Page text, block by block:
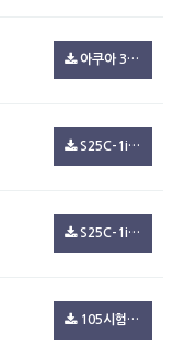
아쿠아 330 시험성적서.pdf(99.4K)
S25C-1i26012709220.pdf(347.3K)
S25C-1i26012709150.pdf(54.5K)
105시험.pdf(801.6K)